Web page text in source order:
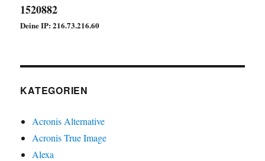
1520882
Deine IP: 216.73.216.60
KATEGORIEN
Acronis Alternative
Acronis True Image
Alexa